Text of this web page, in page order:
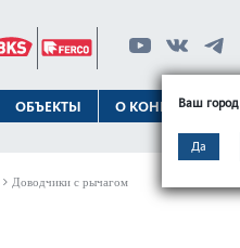
ОБЪЕКТЫ О КОНЦЕРНЕВаш город
Да
Доводчики с рычагом